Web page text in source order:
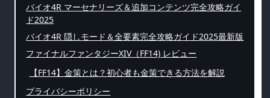
バイオ4R マーセナリーズ＆追加コンテンツ完全攻略ガイ
ド2025
バイオ4R 隠しモード＆全要素完全攻略ガイド2025最新版
ファイナルファンタジーXIV（FF14) レビュー
【FF14】金策とは？初心者も金策できる方法を解説
プライバシーポリシー